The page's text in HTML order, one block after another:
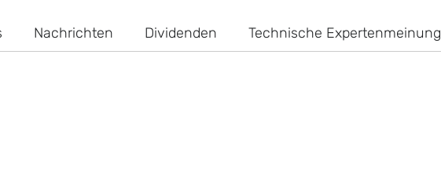
Nachrichten Dividenden Technische Expertenmeinung